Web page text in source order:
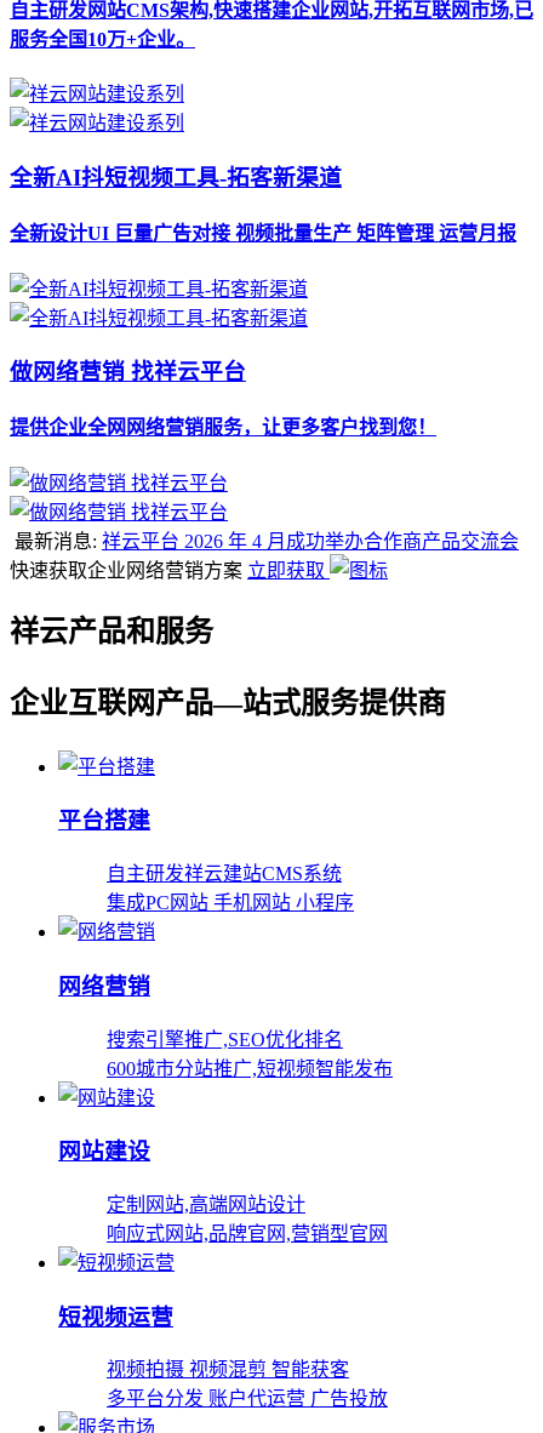
自主研发网站CMS架构,快速搭建企业网站,开拓互联网市场,已
服务全国10万+企业。
全新AI抖短视频工具-拓客新渠道
全新设计UI 巨量广告对接 视频批量生产 矩阵管理 运营月报
做网络营销 找祥云平台
提供企业全网网络营销服务，让更多客户找到您！
最新消息: 祥云平台 2026 年 4 月成功举办合作商产品交流会
快速获取企业网络营销方案 立即获取
祥云产品和服务
企业互联网产品—站式服务提供商
平台搭建
自主研发祥云建站CMS系统
集成PC网站 手机网站 小程序
网络营销
搜索引擎推广,SEO优化排名
600城市分站推广,短视频智能发布
网站建设
定制网站,高端网站设计
响应式网站,品牌官网,营销型官网
短视频运营
视频拍摄 视频混剪 智能获客
多平台分发 账户代运营 广告投放